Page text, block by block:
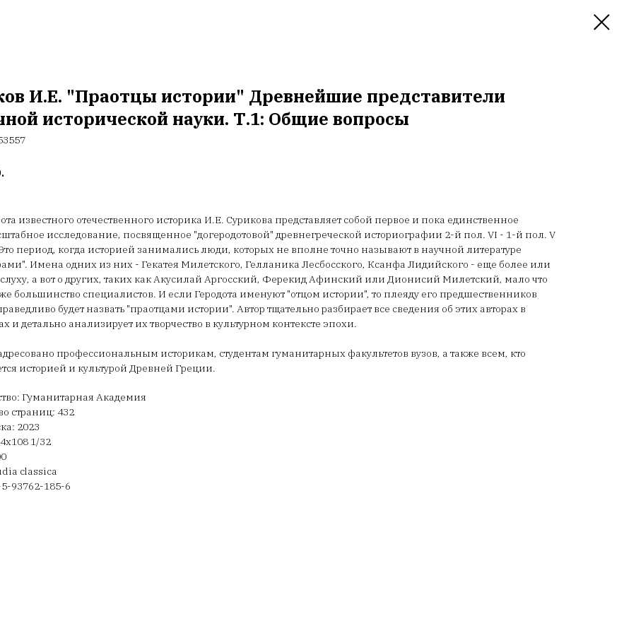
И.Е. "Праотцы истории" Древнейшие представители
исторической науки. Т.1: Общие вопросы
известного отечественного историка И.Е. Сурикова представляет собой первое и пока единственное
исследование, посвященное "догеродотовой" древнегреческой историографии 2-й пол. VI - 1-й пол. V
период, когда историей занимались люди, которых не вполне точно называют в научной литературе
Имена одних из них - Гекатея Милетского, Гелланика Лесбосского, Ксанфа Лидийского - еще более или
а вот о других, таких как Акусилай Аргосский, Ферекид Афинский или Дионисий Милетский, мало что
большинство специалистов. И если Геродота именуют "отцом истории", то плеяду его предшественников
будет назвать "праотцами истории". Автор тщательно разбирает все сведения об этих авторах в
и детально анализирует их творчество в культурном контексте эпохи.
профессиональным историкам, студентам гуманитарных факультетов вузов, а также всем, кто
историей и культурой Древней Греции.
Гуманитарная Академия
страниц: 432
2023
1/32
classica
93762-185-6